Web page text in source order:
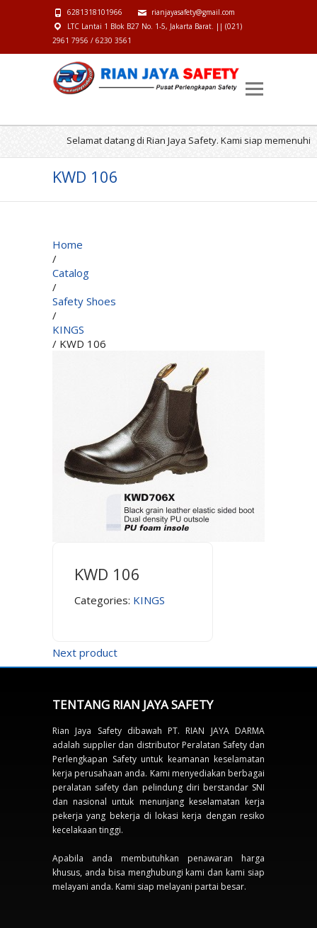
6281318101966
rianjayasafety@gmail.com
LTC Lantai 1 Blok B27 No. 1-5, Jakarta Barat. || (021)
2961 7956 / 6230 3561
Selamat datang di Rian Jaya Safety. Kami siap memenuhi
KWD 106
Home
/
Catalog
/
Safety Shoes
/
KINGS
/ KWD 106
KWD 106
Categories: KINGS
Next product
TENTANG RIAN JAYA SAFETY
Rian Jaya Safety dibawah PT. RIAN JAYA DARMA
adalah supplier dan distributor Peralatan Safety dan
Perlengkapan Safety untuk keamanan keselamatan
kerja perusahaan anda. Kami menyediakan berbagai
peralatan safety dan pelindung diri berstandar SNI
dan nasional untuk menunjang keselamatan kerja
pekerja yang bekerja di lokasi kerja dengan resiko
kecelakaan tinggi.
Apabila anda membutuhkan penawaran harga
khusus, anda bisa menghubungi kami dan kami siap
melayani anda. Kami siap melayani partai besar.